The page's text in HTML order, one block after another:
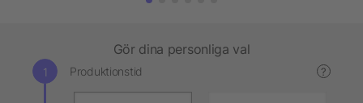
Gör dina personliga val
Produktionstid ?